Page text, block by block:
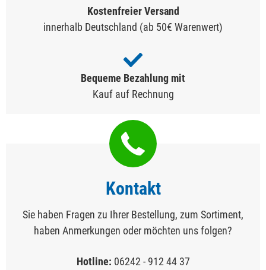
Kostenfreier Versand
innerhalb Deutschland (ab 50€ Warenwert)
Bequeme Bezahlung mit
Kauf auf Rechnung
Kontakt
Sie haben Fragen zu Ihrer Bestellung, zum Sortiment,
haben Anmerkungen oder möchten uns folgen?
Hotline: 06242 - 912 44 37